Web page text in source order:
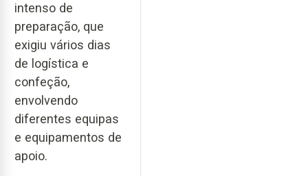
intenso de
preparação, que
exigiu vários dias
de logística e
confeção,
envolvendo
diferentes equipas
e equipamentos de
apoio.